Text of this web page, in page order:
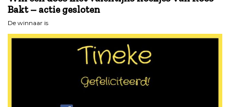
Bakt – actie gesloten
De winnaar is